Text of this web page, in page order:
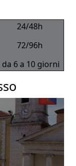
24/48h
72/96h
da 6 a 10 giorni